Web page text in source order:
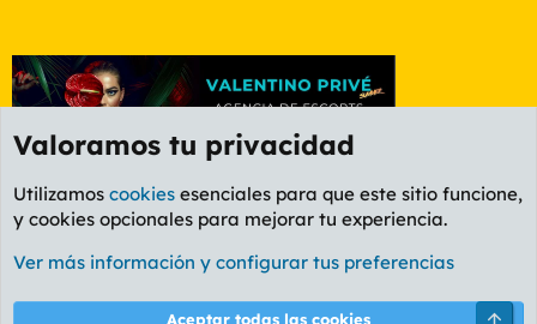
Etiquetas
Cookies
PL OLDSTYLE AMARILLO
Valoramos tu privacidad
Utilizamos cookies esenciales para que este sitio funcione,
y cookies opcionales para mejorar tu experiencia.
Ver más información y configurar tus preferencias
Aceptar todas las cookies